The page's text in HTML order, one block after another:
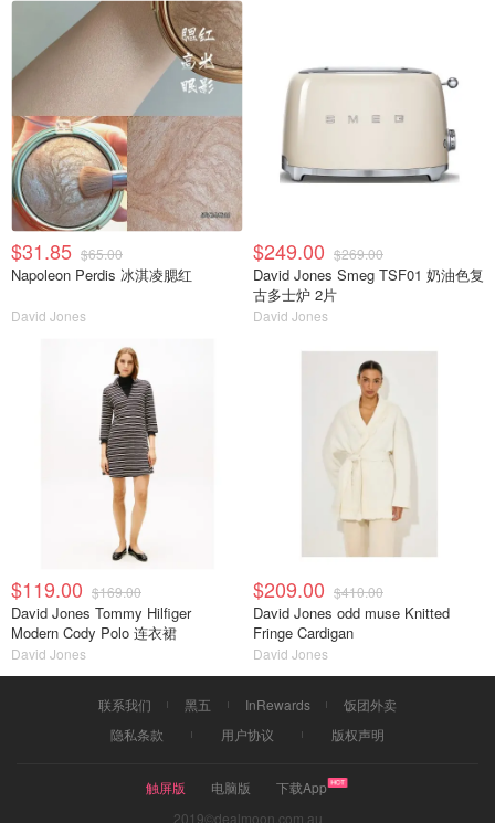
$31.85 $65.00
Napoleon Perdis 冰淇凌腮红
David Jones
$249.00 $269.00
David Jones Smeg TSF01 奶油色复
古多士炉 2片
David Jones
$119.00 $169.00
David Jones Tommy Hilfiger
Modern Cody Polo 连衣裙
David Jones
$209.00 $410.00
David Jones odd muse Knitted
Fringe Cardigan
David Jones
联系我们 黑五 InRewards
饭团外卖
隐私条款
用户协议 版权声明
触屏版 电脑版
下载App
2019©dealmoon.com.au